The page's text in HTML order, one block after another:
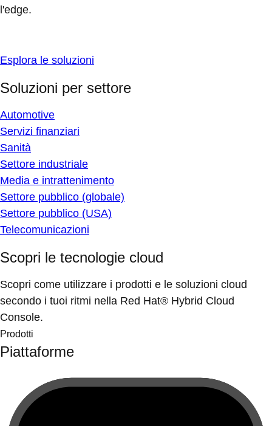
l'edge.
Esplora le soluzioni
Soluzioni per settore
Automotive
Servizi finanziari
Sanità
Settore industriale
Media e intrattenimento
Settore pubblico (globale)
Settore pubblico (USA)
Telecomunicazioni
Scopri le tecnologie cloud
Scopri come utilizzare i prodotti e le soluzioni cloud
secondo i tuoi ritmi nella Red Hat® Hybrid Cloud
Console.
Prodotti
Piattaforme